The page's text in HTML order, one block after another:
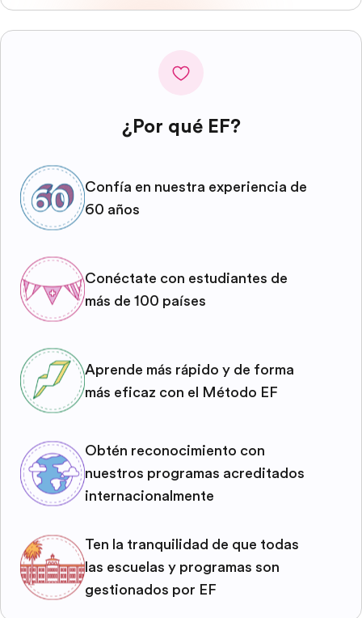
¿Por qué EF?
Confía en nuestra experiencia de
60 años
Conéctate con estudiantes de
más de 100 países
Aprende más rápido y de forma
más eficaz con el Método EF
Obtén reconocimiento con
nuestros programas acreditados
internacionalmente
Ten la tranquilidad de que todas
las escuelas y programas son
gestionados por EF